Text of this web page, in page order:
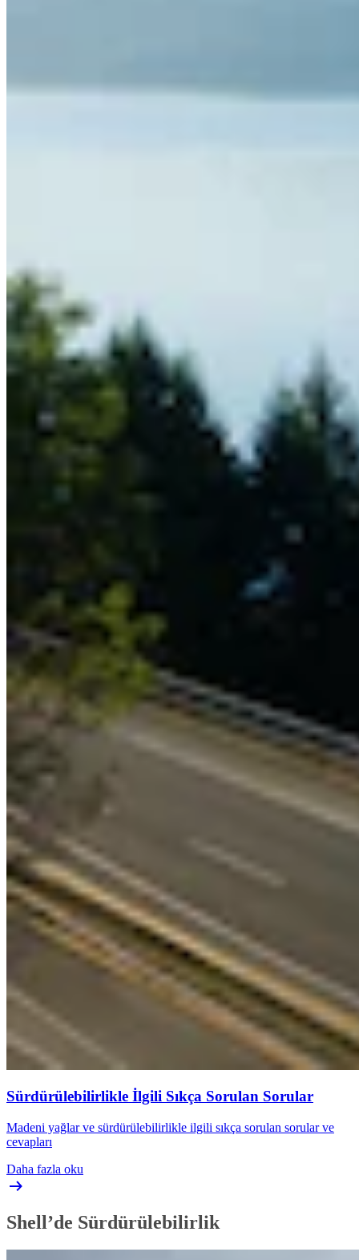
Sürdürülebilirlikle İlgili Sıkça Sorulan Sorular
Madeni yağlar ve sürdürülebilirlikle ilgili sıkça sorulan sorular ve
cevapları
Daha fazla oku
Shell’de Sürdürülebilirlik